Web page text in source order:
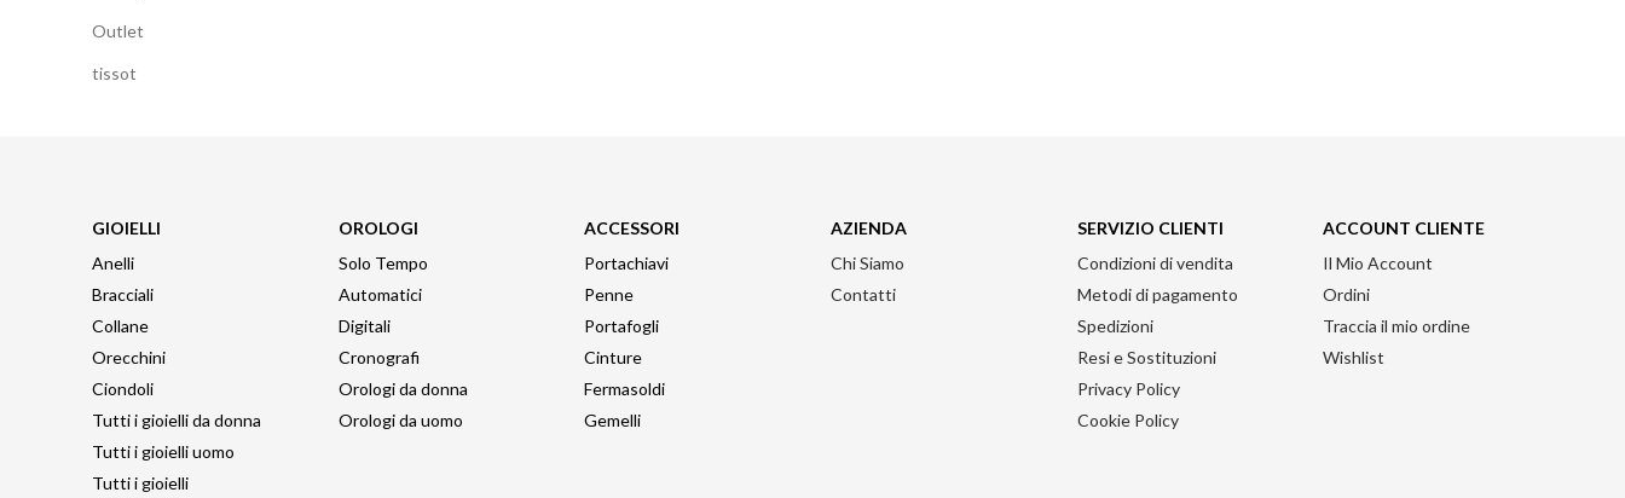
Outlet
tissot
GIOIELLI
Anelli
Bracciali
Collane
Orecchini
Ciondoli
Tutti i gioielli da donna
Tutti i gioielli uomo
Tutti i gioielli
OROLOGI
Solo Tempo
Automatici
Digitali
Cronografi
Orologi da donna
Orologi da uomo
ACCESSORI
Portachiavi
Penne
Portafogli
Cinture
Fermasoldi
Gemelli
AZIENDA
Chi Siamo
Contatti
SERVIZIO CLIENTI
Condizioni di vendita
Metodi di pagamento
Spedizioni
Resi e Sostituzioni
Privacy Policy
Cookie Policy
ACCOUNT CLIENTE
Il Mio Account
Ordini
Traccia il mio ordine
Wishlist